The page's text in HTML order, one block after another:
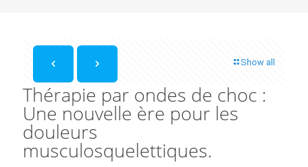
Show all
Thérapie par ondes de choc :
Une nouvelle ère pour les
douleurs
musculosquelettiques.